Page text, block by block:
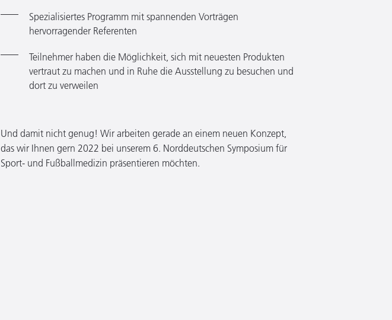
Spezialisiertes Programm mit spannenden Vorträgen
hervorragender Referenten
Teilnehmer haben die Möglichkeit, sich mit neuesten Produkten
vertraut zu machen und in Ruhe die Ausstellung zu besuchen und
dort zu verweilen
Und damit nicht genug! Wir arbeiten gerade an einem neuen Konzept,
das wir Ihnen gern 2022 bei unserem 6. Norddeutschen Symposium für
Sport- und Fußballmedizin präsentieren möchten.